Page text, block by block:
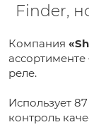
Finder,
Компания
реле.
Использует
контроль